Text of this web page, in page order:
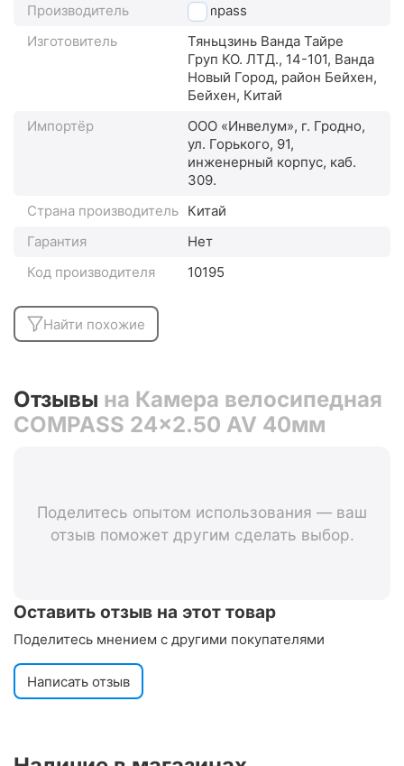
Производитель
Compass
Изготовитель
Тяньцзинь Ванда Тайре
Груп КО. ЛТД., 14-101, Ванда
Новый Город, район Бейхен,
Бейхен, Китай
Импортёр
ООО «Инвелум», г. Гродно,
ул. Горького, 91,
инженерный корпус, каб.
309.
Страна производитель Китай
Гарантия
Нет
Код производителя
10195
Найти похожие
Отзывы на Камера велосипедная
COMPASS 24x2.50 AV 40мм
Поделитесь опытом использования — ваш
отзыв поможет другим сделать выбор.
Оставить отзыв на этот товар
Поделитесь мнением с другими покупателями
Написать отзыв